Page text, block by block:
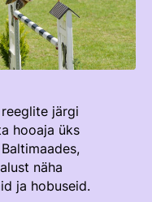
reeglite järgi
hooaja üks
näha
ja hobuseid.